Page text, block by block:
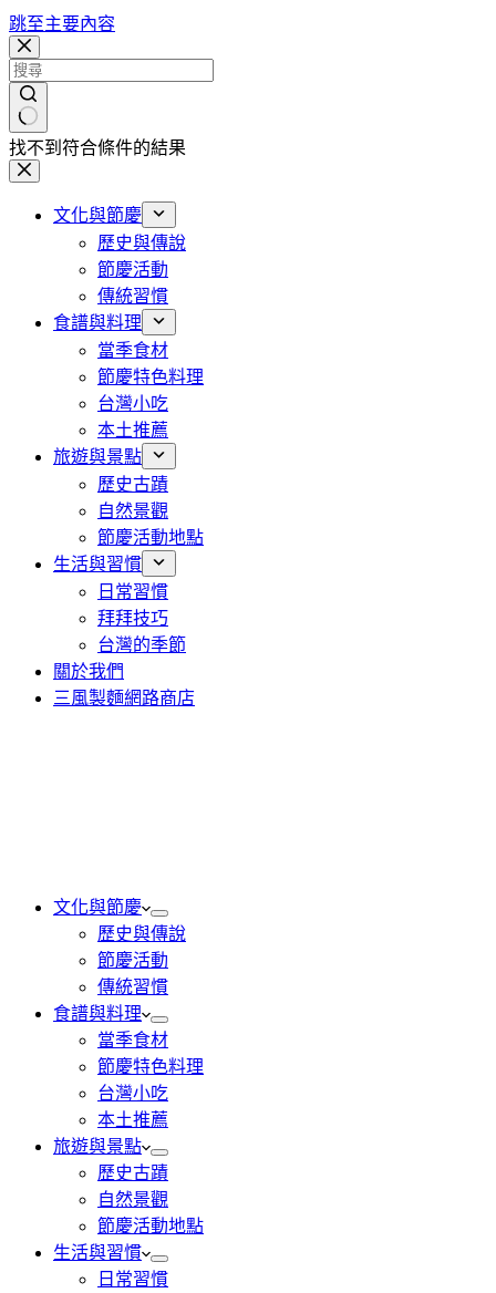
跳至主要內容
找不到符合條件的結果
文化與節慶
歷史與傳說
節慶活動
傳統習慣
食譜與料理
當季食材
節慶特色料理
台灣小吃
本土推薦
旅遊與景點
歷史古蹟
自然景觀
節慶活動地點
生活與習慣
日常習慣
拜拜技巧
台灣的季節
關於我們
三風製麵網路商店
文化與節慶
歷史與傳說
節慶活動
傳統習慣
食譜與料理
當季食材
節慶特色料理
台灣小吃
本土推薦
旅遊與景點
歷史古蹟
自然景觀
節慶活動地點
生活與習慣
日常習慣